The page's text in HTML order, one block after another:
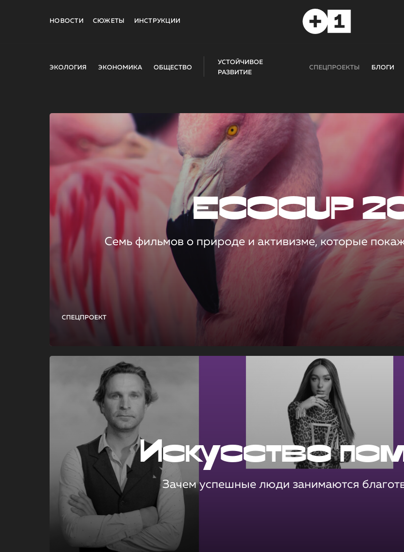
НОВОСТИ СЮЖЕТЫ ИНСТРУКЦИИ
ЭКОЛОГИЯ ЭКОНОМИКА ОБЩЕСТВО
УСТОЙЧИВОЕ
РАЗВИТИЕ
СПЕЦПРОЕКТЫ БЛОГИ
СПЕЦПРОЕКТ
ECOCUP
Семь фильмов о природе и активизме, которые
Искусство
Зачем успешные люди занимаются